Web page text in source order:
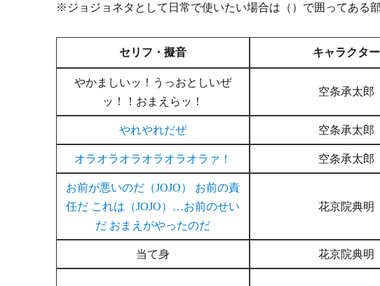
※ジョジョネタとして日常で使いたい場合は（）で囲ってある
セリフ・擬音 キャラクター
やかましいッ！うっおとしいぜ
ッ！！おまえらッ！
空条承太郎
やれやれだぜ 空条承太郎
オラオラオラオラオラオラァ！ 空条承太郎
お前が悪いのだ（JOJO） お前の責
任だ これは（JOJO）…お前のせい
だ おまえがやったのだ
花京院典明
当て身 花京院典明